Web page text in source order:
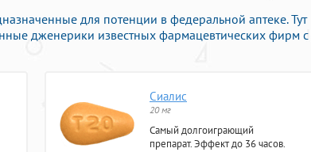
для потенции в федеральной аптеке. Тут
дженерики известных фармацевтических фирм с
Сиалис
20 мг
Самый долгоиграющий
препарат. Эффект до 36 часов.